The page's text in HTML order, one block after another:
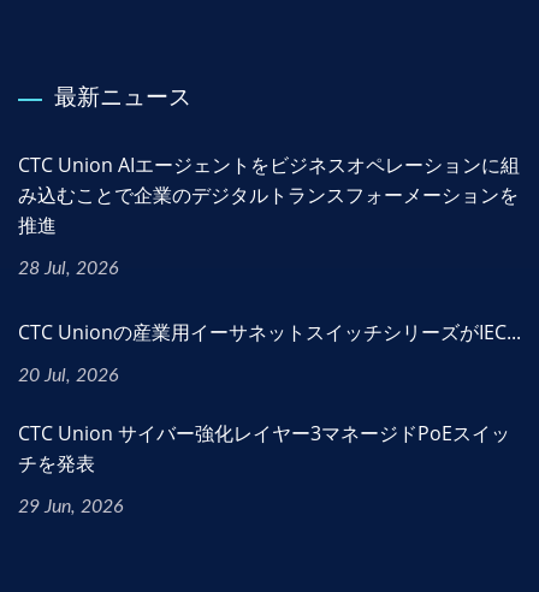
最新ニュース
CTC Union AIエージェントをビジネスオペレーションに組
み込むことで企業のデジタルトランスフォーメーションを
推進
28 Jul, 2026
CTC Unionの産業用イーサネットスイッチシリーズがIEC...
20 Jul, 2026
CTC Union サイバー強化レイヤー3マネージドPoEスイッ
チを発表
29 Jun, 2026